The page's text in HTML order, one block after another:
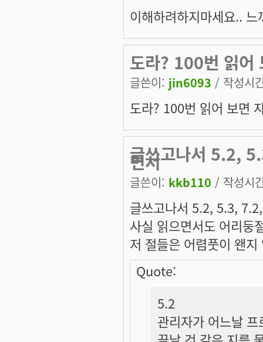
이해하려하지마세요..
도라? 100번 읽어
글쓴이: jin6093 / 작성시
도라? 100번 읽어 보면
글쓰고나서 5.2,
면서
글쓴이: kkb110 / 작성시
글쓰고나서 5.2, 5.3,
사실 읽으면서도 어리둥
저 절들은 어렴풋이 왠
Quote:
5.2
관리자가 어느날